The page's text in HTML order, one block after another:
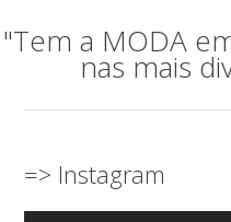
"Tem a MODA
nas mais
=> Instagram